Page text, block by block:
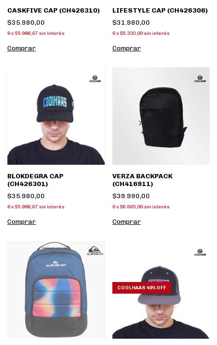
CASKFIVE CAP (CH426310)
$35.980,00
6x $5.996,67 sin interés
Comprar
LIFESTYLE CAP (CH426306)
$31.980,00
6 x $5.330,00 sin interés
Comprar
BLOKDEGRA CAP
(CH426301)
$35.980,00
6x $5.996,67 sin interés
Comprar
VERZA BACKPACK
(CH416911)
$39.990,00
6 x $6.665,00 sin interés
Comprar
COOLHAAS 40% OFF